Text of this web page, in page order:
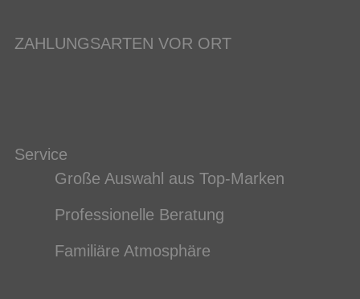
ZAHLUNGSARTEN VOR ORT
Service
Große Auswahl aus Top-Marken
Professionelle Beratung
Familiäre Atmosphäre